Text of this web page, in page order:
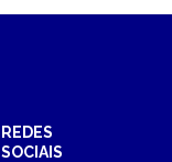
REDES
SOCIAIS